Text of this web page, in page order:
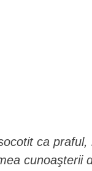
ca
cunoaşterii